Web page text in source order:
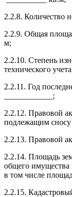
2.2.8. Количество
2.2.9. Общая
м;
2.2.10. Степень
технического
2.2.11. Год
____________;
2.2.12. Правовой
подлежащим сносу
2.2.13. Правовой
2.2.14. Площадь
общего имущества
в том числе
2.2.15.